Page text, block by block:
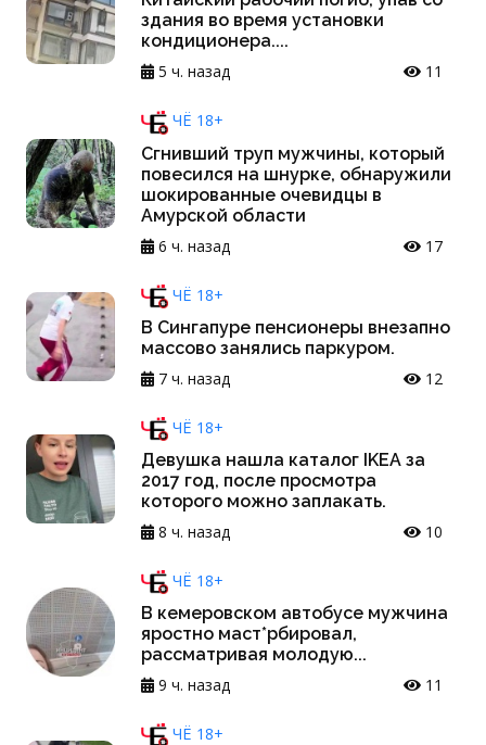
здания во время установки
кондиционера....
5 ч. назад
11
ЧЁ 18+
Сгнивший труп мужчины, который
повесился на шнурке, обнаружили
шокированные очевидцы в
Амурской области
6 ч. назад
17
ЧЁ 18+
В Сингапуре пенсионеры внезапно
массово занялись паркуром.
7 ч. назад
12
ЧЁ 18+
Девушка нашла каталог IKEA за
2017 год, после просмотра
которого можно заплакать.
8 ч. назад
10
ЧЁ 18+
В кемеровском автобусе мужчина
яростно маст*рбировал,
рассматривая молодую...
9 ч. назад
11
ЧЁ 18+